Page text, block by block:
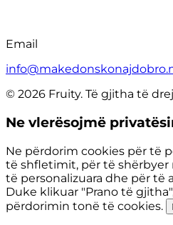
Email
© 2026 Fruity. Të gjitha të
Ne vlerësojmë
Ne përdorim cookies për të
të shfletimit, për të shërbyer
të personalizuara dhe për të
Duke klikuar "Prano të
përdorimin tonë të cookies.